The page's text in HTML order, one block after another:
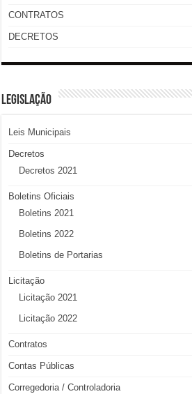
CONTRATOS
DECRETOS
LEGISLAÇÃO
Leis Municipais
Decretos
Decretos 2021
Boletins Oficiais
Boletins 2021
Boletins 2022
Boletins de Portarias
Licitação
Licitação 2021
Licitação 2022
Contratos
Contas Públicas
Corregedoria / Controladoria